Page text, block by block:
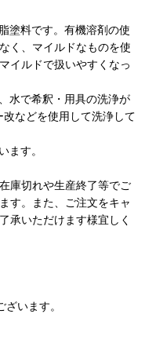
塗料です。有機溶剤の使
く、マイルドなものを使
イルドで扱いやすくなっ
水で希釈・用具の洗浄が
などを使用して洗浄して
ます。
庫切れや生産終了等でご
す。また、ご注文をキャ
承いただけます様宜しく
います。